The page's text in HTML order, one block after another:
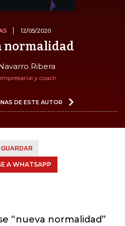
12/05/2020
normalidad
Ribera
y coach
DE ESTE AUTOR
GUARDAR
A WHATSAPP
“nueva normalidad”